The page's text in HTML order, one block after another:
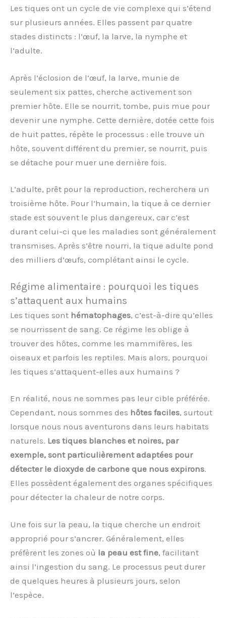
Les tiques ont un cycle de vie complexe qui s’étend
sur plusieurs années. Elles passent par quatre
stades distincts : l’œuf, la larve, la nymphe et
l’adulte.
Après l’éclosion de l’œuf, la larve, munie de
seulement six pattes, cherche activement son
premier hôte. Elle se nourrit, tombe, puis mue pour
devenir une nymphe. Cette dernière, dotée cette fois
de huit pattes, répète le processus : elle trouve un
hôte, souvent différent du premier, se nourrit, puis
se détache pour muer une dernière fois.
L’adulte, prêt pour la reproduction, recherchera un
troisième hôte. Pour l’humain, la tique à ce dernier
stade est souvent le plus dangereux, car c’est
durant celui-ci que les maladies sont généralement
transmises. Après s’être nourri, la tique adulte pond
des milliers d’œufs, complétant ainsi le cycle.
Régime alimentaire : pourquoi les tiques
s’attaquent aux humains
Les tiques sont hématophages, c’est-à-dire qu’elles
se nourrissent de sang. Ce régime les oblige à
trouver des hôtes, comme les mammifères, les
oiseaux et parfois les reptiles. Mais alors, pourquoi
les tiques s’attaquent-elles aux humains ?
En réalité, nous ne sommes pas leur cible préférée.
Cependant, nous sommes des hôtes faciles, surtout
lorsque nous nous aventurons dans leurs habitats
naturels. Les tiques blanches et noires, par
exemple, sont particulièrement adaptées pour
détecter le dioxyde de carbone que nous expirons.
Elles possèdent également des organes spécifiques
pour détecter la chaleur de notre corps.
Une fois sur la peau, la tique cherche un endroit
approprié pour s’ancrer. Généralement, elles
préfèrent les zones où la peau est fine, facilitant
ainsi l’ingestion du sang. Le processus peut durer
de quelques heures à plusieurs jours, selon
l’espèce.